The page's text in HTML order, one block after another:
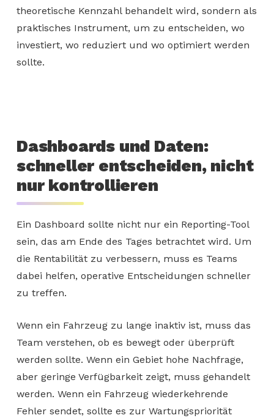
theoretische Kennzahl behandelt wird, sondern als
praktisches Instrument, um zu entscheiden, wo
investiert, wo reduziert und wo optimiert werden
sollte.
Dashboards und Daten:
schneller entscheiden, nicht
nur kontrollieren
Ein Dashboard sollte nicht nur ein Reporting-Tool
sein, das am Ende des Tages betrachtet wird. Um
die Rentabilität zu verbessern, muss es Teams
dabei helfen, operative Entscheidungen schneller
zu treffen.
Wenn ein Fahrzeug zu lange inaktiv ist, muss das
Team verstehen, ob es bewegt oder überprüft
werden sollte. Wenn ein Gebiet hohe Nachfrage,
aber geringe Verfügbarkeit zeigt, muss gehandelt
werden. Wenn ein Fahrzeug wiederkehrende
Fehler sendet, sollte es zur Wartungspriorität